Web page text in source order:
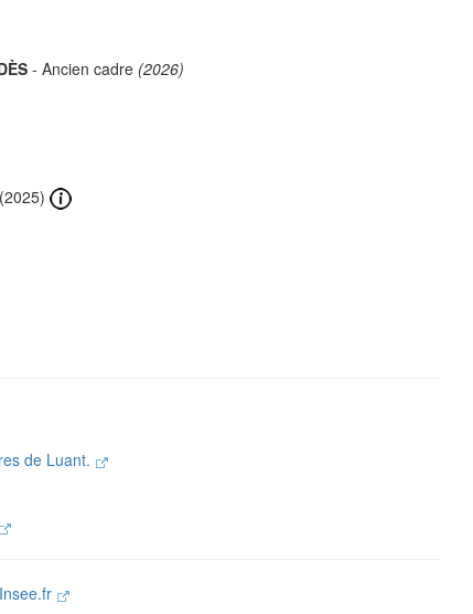
- Ancien cadre (2026)
(2025)
de Luant.
Insee.fr